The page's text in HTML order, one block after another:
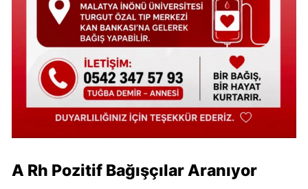
A Rh Pozitif Bağışçılar Aranıyor